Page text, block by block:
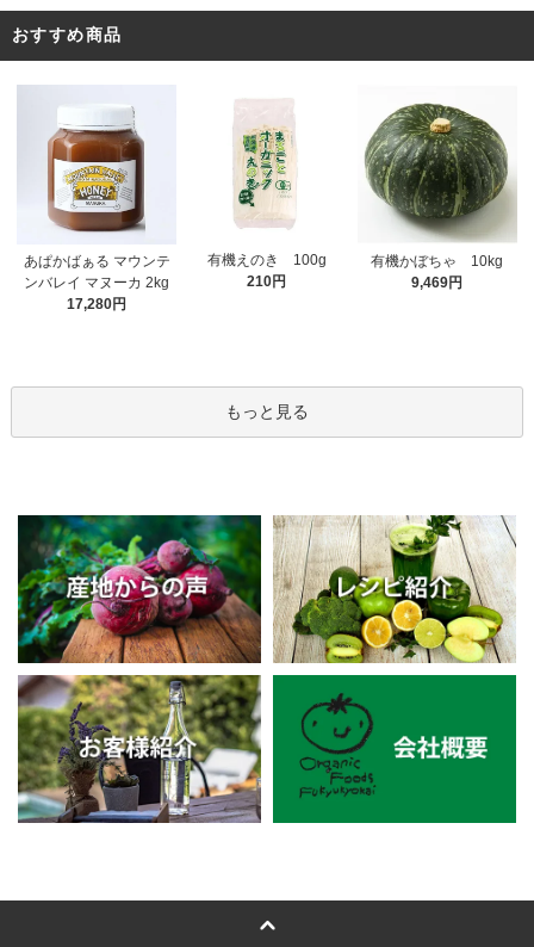
おすすめ商品
あぱかばぁる マウンテ
ンバレイ マヌーカ 2kg
17,280円
有機えのき 100g
210円
有機かぼちゃ 10kg
9,469円
もっと見る